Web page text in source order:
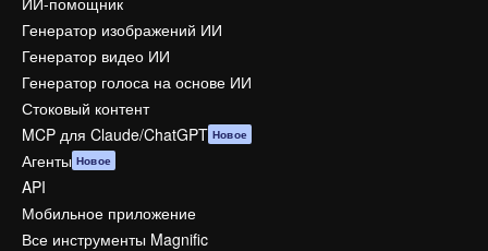
Генератор изображений ИИ
Генератор видео ИИ
Генератор голоса на основе ИИ
Стоковый контент
MCP для Claude/ChatGPT Новое
Агенты Новое
API
Мобильное приложение
Все инструменты Magnific